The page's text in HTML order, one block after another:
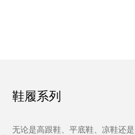
鞋履系列
无论是高跟鞋、平底鞋、凉鞋还是